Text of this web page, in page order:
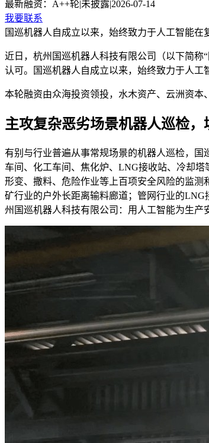
最新融资： A++轮|未披露|2026-07-14
我要联系
国巡机器人自成立以来，始终致力于人工智能
近日，杭州国巡机器人科技有限公司（以下简称
认可。国巡机器人自成立以来，始终致力于人工
本轮融资由众海投资领投，水木资产、云洲资本
主攻复杂恶劣场景机器人巡检，
有别与行业普遍从事常规场景的机器人巡检，
车间、化工车间、焦化炉、LNG接收站、冷却
形变、撒料、危险作业等上百项安全风险的监
矿行业的户外长距离输料廊道；管网行业的
州国巡机器人科技有限公司：用人工智能为生